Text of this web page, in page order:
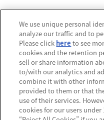
お問い合わせ
利用規約
Do Not Sell
アレルギー情報
We use unique personal
analyze our traffic and to
Please click here to see
cookies and the retention
sell or share information
to/with our analytics and
combine it with other
provided to them or that
use of their services.
cookies for our users under